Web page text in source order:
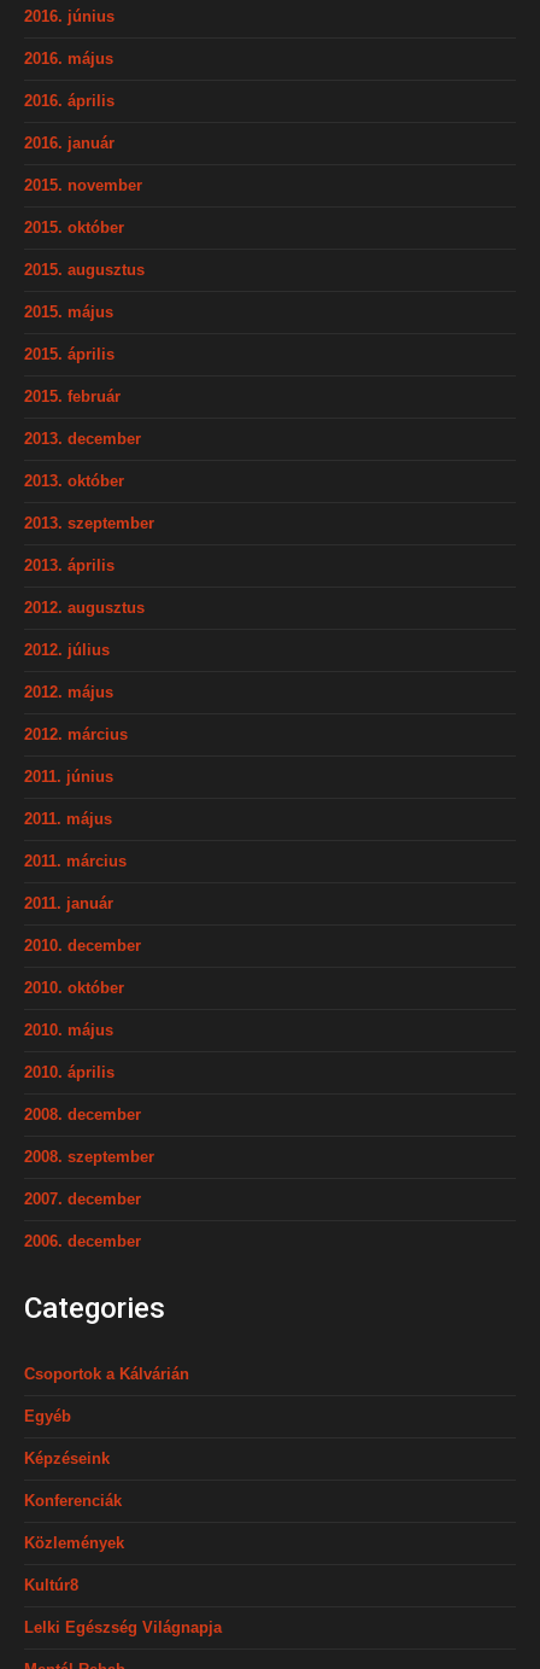
2016. június
2016. május
2016. április
2016. január
2015. november
2015. október
2015. augusztus
2015. május
2015. április
2015. február
2013. december
2013. október
2013. szeptember
2013. április
2012. augusztus
2012. július
2012. május
2012. március
2011. június
2011. május
2011. március
2011. január
2010. december
2010. október
2010. május
2010. április
2008. december
2008. szeptember
2007. december
2006. december
Categories
Csoportok a Kálvárián
Egyéb
Képzéseink
Konferenciák
Közlemények
Kultúr8
Lelki Egészség Világnapja